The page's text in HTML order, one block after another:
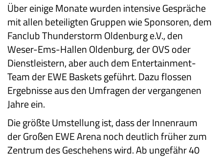
Über einige Monate wurden intensive Gespräche
mit allen beteiligten Gruppen wie Sponsoren, dem
Fanclub Thunderstorm Oldenburg e.V., den
Weser-Ems-Hallen Oldenburg, der OVS oder
Dienstleistern, aber auch dem Entertainment-
Team der EWE Baskets geführt. Dazu flossen
Ergebnisse aus den Umfragen der vergangenen
Jahre ein.
Die größte Umstellung ist, dass der Innenraum
der Großen EWE Arena noch deutlich früher zum
Zentrum des Geschehens wird. Ab ungefähr 40